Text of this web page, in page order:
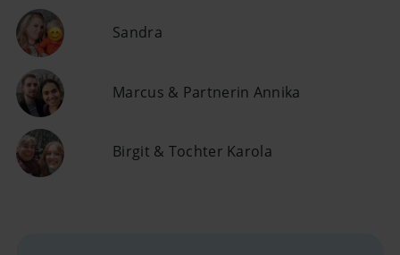
Sandra
Marcus & Partnerin Annika
Birgit & Tochter Karola